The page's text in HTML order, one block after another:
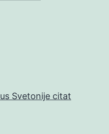
Svetonije citat